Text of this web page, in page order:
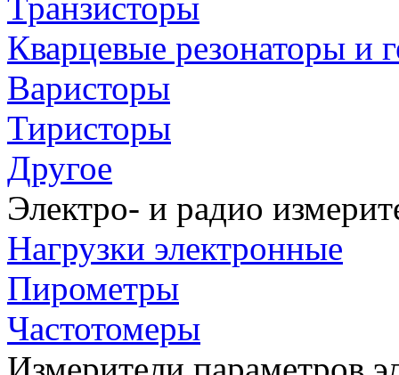
Транзисторы
Кварцевые резонаторы и
Варисторы
Тиристоры
Другое
Электро- и радио
Нагрузки электронные
Пирометры
Частотомеры